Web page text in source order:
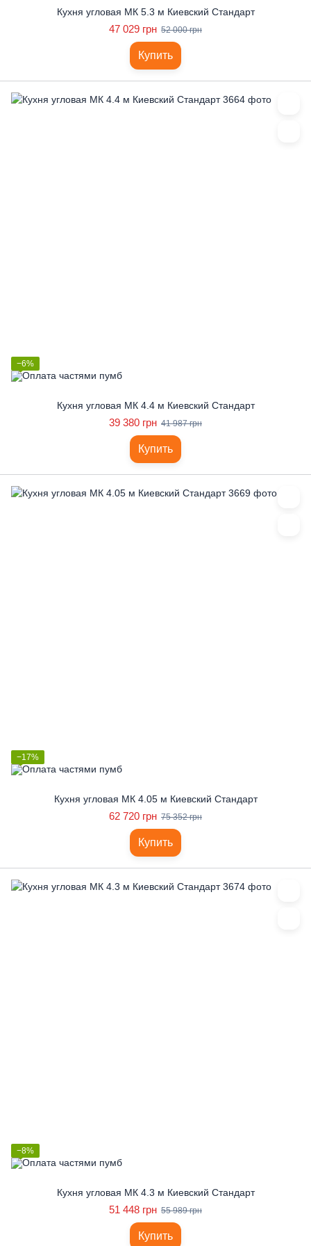
Кухня угловая МК 5.3 м Киевский Стандарт
47 029 грн 52 000 грн
Купить
−6%
Кухня угловая МК 4.4 м Киевский Стандарт
39 380 грн 41 987 грн
Купить
−17%
Кухня угловая МК 4.05 м Киевский Стандарт
62 720 грн 75 352 грн
Купить
−8%
Кухня угловая МК 4.3 м Киевский Стандарт
51 448 грн 55 989 грн
Купить